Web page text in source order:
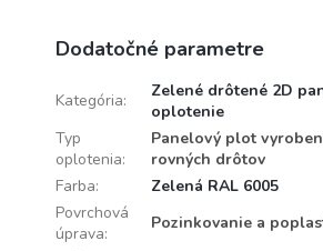
Dodatočné parametre
Kategória:
Zelené drôtené 2D
oplotenie
Typ
oplotenia:
Panelový plot
rovných drôtov
Farba:
Zelená RAL 6005
Povrchová
úprava:
Pozinkovanie a